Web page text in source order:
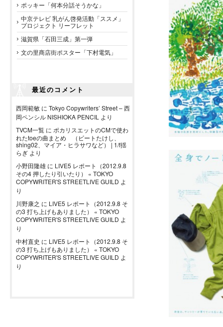
ポッキー「何本分話そうかな」
中京テレビ 乳がん啓発活動「ススメ」
プロジェクト リーフレット
滋賀県「石田三成」第一弾
文の里商店街ポスター「下村電気」
最近のコメント
西岡範敏 に Tokyo Copywriters’ Street – 西
岡ペンシル NISHIOKA PENCIL より
TVCM一覧 に ポカリスエットのCMで使わ
れたtoeの曲まとめ （ビートたけし、
shing02、マイア・ヒラサワなど） | 1/f揺
らぎ より
小野田隆雄 に LIVE5 レポート（2012.9.8
その4 押したり引いたり） « TOKYO
COPYWRITER'S STREETLIVE GUILD よ
り
川野康之 に LIVE5 レポート（2012.9.8 そ
の3 打ち上げもありました） « TOKYO
COPYWRITER'S STREETLIVE GUILD よ
り
中村直史 に LIVE5 レポート（2012.9.8 そ
の3 打ち上げもありました） « TOKYO
COPYWRITER'S STREETLIVE GUILD よ
り